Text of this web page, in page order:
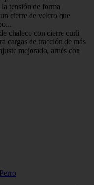
tensión de forma
cierre de velcro que
chaleco con cierre curli
cargas de tracción de más
mejorado, arnés con